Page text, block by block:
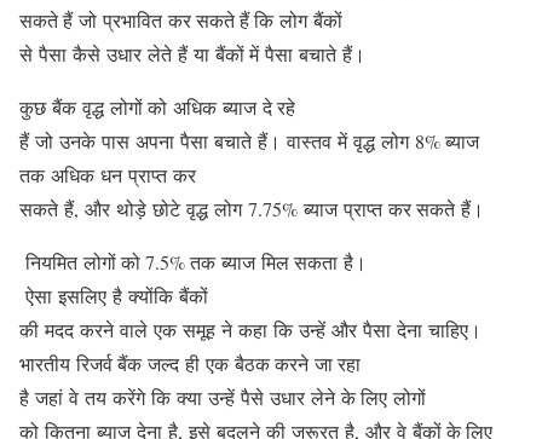
सकते हैं जो प्रभावित कर सकते हैं कि लोग बैंकों
से पैसा कैसे उधार लेते हैं या बैंकों में पैसा बचाते हैं।
कुछ बैंक वृद्ध लोगों को अधिक ब्याज दे रहे
हैं जो उनके पास अपना पैसा बचाते हैं। वास्‍तव में वृद्ध लोग 8% ब्याज
तक अधिक धन प्राप्‍त कर
सकते हैं, और थोड़े छोटे वृद्ध लोग 7.75% ब्याज प्राप्‍त कर सकते हैं।
नियमित लोगों को 7.5% तक ब्याज मिल सकता है।
ऐसा इसलिए है क्योंकि बैंकों
की मदद करने वाले एक समूह ने कहा कि उन्हें और पैसा देना चाहिए।
भारतीय रिजर्व बैंक जल्द ही एक बैठक करने जा रहा
है जहां वे तय करेंगे कि क्या उन्हें पैसे उधार लेने के लिए लोगों
को कितना ब्याज देना है, इसे बदलने की जरूरत है, और वे बैंकों के लिए